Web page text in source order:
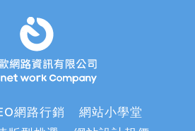
網路行銷
網站小學堂